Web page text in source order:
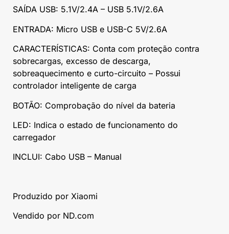
SAÍDA USB: 5.1V/2.4A – USB 5.1V/2.6A
ENTRADA: Micro USB e USB-C 5V/2.6A
CARACTERÍSTICAS: Conta com proteção contra
sobrecargas, excesso de descarga,
sobreaquecimento e curto-circuito – Possui
controlador inteligente de carga
BOTÃO: Comprobação do nível da bateria
LED: Indica o estado de funcionamento do
carregador
INCLUI: Cabo USB – Manual
Produzido por Xiaomi
Vendido por ND.com